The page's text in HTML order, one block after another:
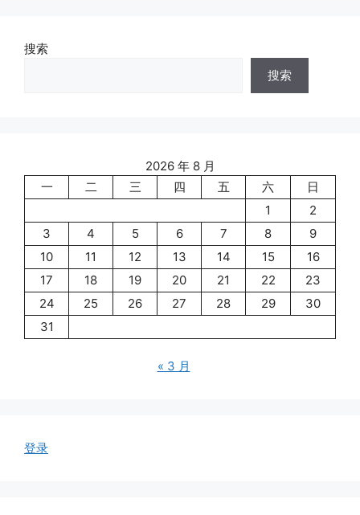
搜索
搜索
2026 年 8 月
一
二 三 四 五 六
日
1
2
3
4 5 6 7 8
9
10
11 12 13 14 15
16
17
18 19 20 21 22
23
24
25 26 27 28 29
30
31
« 3 月
登录